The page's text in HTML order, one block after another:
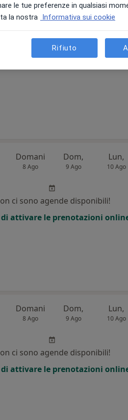
di attivare le prenotazioni online
Domani
8 Ago
Dom,
9 Ago
Lun,
10 Ago
ci sono agende disponibili!
di attivare le prenotazioni
Domani
8 Ago
Dom,
9 Ago
Lun,
10 Ago
ci sono agende disponibili!
di attivare le prenotazioni
le tue preferenze in qualsiasi
la nostra Informativa sui cookie
Rifiuto